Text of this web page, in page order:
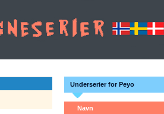
Underserier for Peyo
Navn